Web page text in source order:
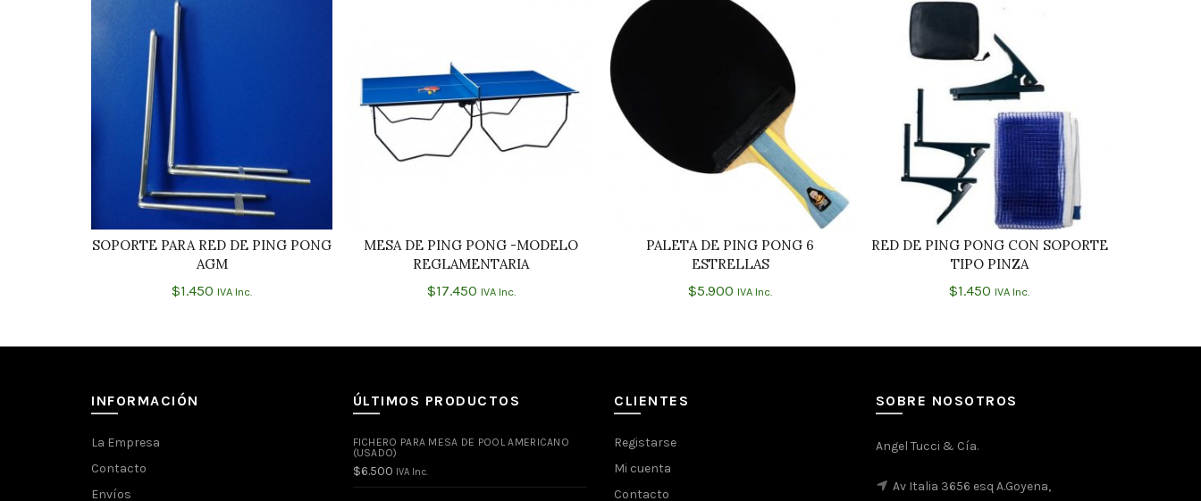
AÑADIR AL CARRITO
SOPORTE PARA RED DE PING PONG
AGM
$1.450 IVA Inc.
AÑADIR AL CARRITO
MESA DE PING PONG -MODELO
REGLAMENTARIA
$17.450 IVA Inc.
AÑADIR AL CARRITO
PALETA DE PING PONG 6
ESTRELLAS
$5.900 IVA Inc.
AÑADIR AL CARRITO
RED DE PING PONG CON SOPORTE
TIPO PINZA
$1.450 IVA Inc.
INFORMACIÓN
La Empresa
Contacto
Envíos
ÚLTIMOS PRODUCTOS
FICHERO PARA MESA DE POOL AMERICANO
(USADO)
$6.500 IVA Inc.
CLIENTES
Registarse
Mi cuenta
Contacto
SOBRE NOSOTROS
Angel Tucci & Cía.
Av Italia 3656 esq A.Goyena,